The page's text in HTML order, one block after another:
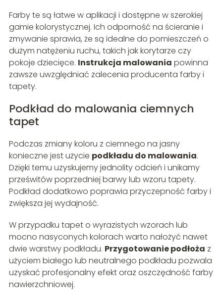
Farby te są łatwe w aplikacji i dostępne w szerokiej
gamie kolorystycznej. Ich odporność na ścieranie i
zmywanie sprawia, że są idealne do pomieszczeń o
dużym natężeniu ruchu, takich jak korytarze czy
pokoje dziecięce. Instrukcja malowania powinna
zawsze uwzględniać zalecenia producenta farby i
tapety.
Podkład do malowania ciemnych
tapet
Podczas zmiany koloru z ciemnego na jasny
konieczne jest użycie podkładu do malowania.
Dzięki temu uzyskujemy jednolity odcień i unikamy
prześwitów poprzedniej barwy lub wzoru tapety.
Podkład dodatkowo poprawia przyczepność farby i
zwiększa jej wydajność.
W przypadku tapet o wyrazistych wzorach lub
mocno nasyconych kolorach warto nałożyć nawet
dwie warstwy podkładu. Przygotowanie podłoża z
użyciem białego lub neutralnego podkładu pozwala
uzyskać profesjonalny efekt oraz oszczędność farby
nawierzchniowej.